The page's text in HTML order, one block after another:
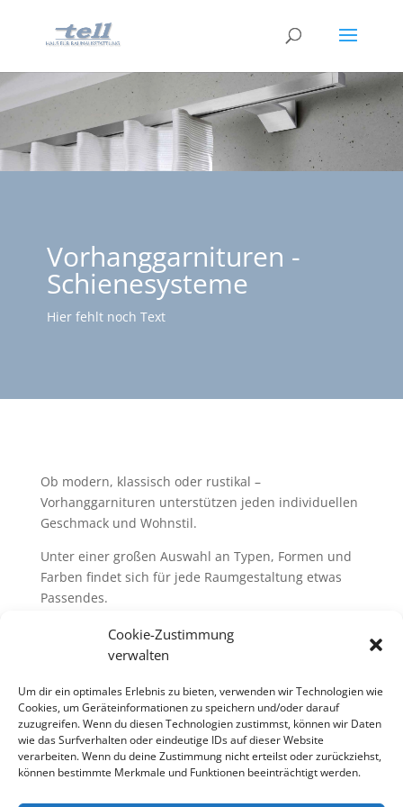
Cookie-Zustimmung
verwalten
Um dir ein optimales Erlebnis zu bieten, verwenden wir Technologien wie
Cookies, um Geräteinformationen zu speichern und/oder darauf
zuzugreifen. Wenn du diesen Technologien zustimmst, können wir Daten
wie das Surfverhalten oder eindeutige IDs auf dieser Website
verarbeiten. Wenn du deine Zustimmung nicht erteilst oder zurückziehst,
können bestimmte Merkmale und Funktionen beeinträchtigt werden.
Vorhanggarnituren -
Schienesysteme
Hier fehlt noch Text
Ob modern, klassisch oder rustikal –
Vorhanggarnituren unterstützen jeden individuellen
Geschmack und Wohnstil.
Unter einer großen Auswahl an Typen, Formen und
Farben findet sich für jede Raumgestaltung etwas
Passendes.
Vorhanggarnituren lassen sich für jedes Fenster
maßschneidern.
Ergänzt wird diese Produktpalette durch ein
reichhaltiges Sortiment an Dekorationszubehör.
Unsere Lieferanten:
MHZ